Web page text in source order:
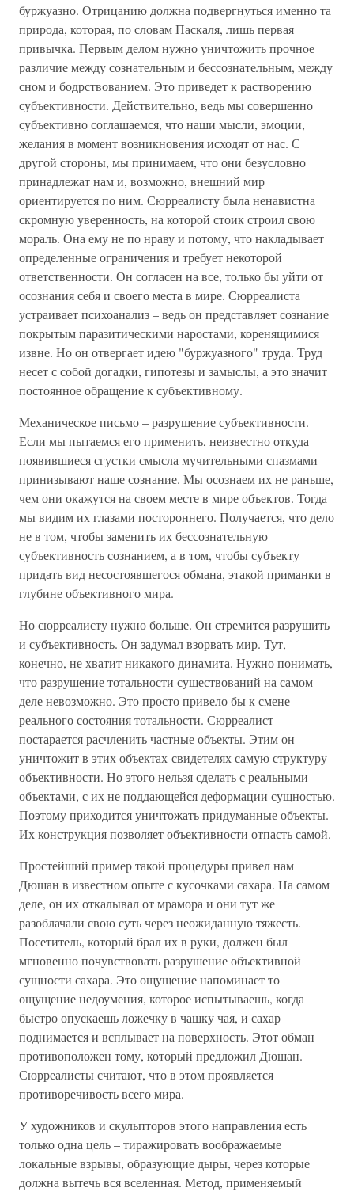
буржуазно. Отрицанию должна подвергнуться именно та
природа, которая, по словам Паскаля, лишь первая
привычка. Первым делом нужно уничтожить прочное
различие между сознательным и бессознательным, между
сном и бодрствованием. Это приведет к растворению
субъективности. Действительно, ведь мы совершенно
субъективно соглашаемся, что наши мысли, эмоции,
желания в момент возникновения исходят от нас. С
другой стороны, мы принимаем, что они безусловно
принадлежат нам и, возможно, внешний мир
ориентируется по ним. Сюрреалисту была ненавистна
скромную уверенность, на которой стоик строил свою
мораль. Она ему не по нраву и потому, что накладывает
определенные ограничения и требует некоторой
ответственности. Он согласен на все, только бы уйти от
осознания себя и своего места в мире. Сюрреалиста
устраивает психоанализ – ведь он представляет сознание
покрытым паразитическими наростами, коренящимися
извне. Но он отвергает идею "буржуазного" труда. Труд
несет с собой догадки, гипотезы и замыслы, а это значит
постоянное обращение к субъективному.
Механическое письмо – разрушение субъективности.
Если мы пытаемся его применить, неизвестно откуда
появившиеся сгустки смысла мучительными спазмами
принизывают наше сознание. Мы осознаем их не раньше,
чем они окажутся на своем месте в мире объектов. Тогда
мы видим их глазами постороннего. Получается, что дело
не в том, чтобы заменить их бессознательную
субъективность сознанием, а в том, чтобы субъекту
придать вид несостоявшегося обмана, этакой приманки в
глубине объективного мира.
Но сюрреалисту нужно больше. Он стремится разрушить
и субъективность. Он задумал взорвать мир. Тут,
конечно, не хватит никакого динамита. Нужно понимать,
что разрушение тотальности существований на самом
деле невозможно. Это просто привело бы к смене
реального состояния тотальности. Сюрреалист
постарается расчленить частные объекты. Этим он
уничтожит в этих объектах-свидетелях самую структуру
объективности. Но этого нельзя сделать с реальными
объектами, с их не поддающейся деформации сущностью.
Поэтому приходится уничтожать придуманные объекты.
Их конструкция позволяет объективности отпасть самой.
Простейший пример такой процедуры привел нам
Дюшан в известном опыте с кусочками сахара. На самом
деле, он их откалывал от мрамора и они тут же
разоблачали свою суть через неожиданную тяжесть.
Посетитель, который брал их в руки, должен был
мгновенно почувствовать разрушение объективной
сущности сахара. Это ощущение напоминает то
ощущение недоумения, которое испытываешь, когда
быстро опускаешь ложечку в чашку чая, и сахар
поднимается и всплывает на поверхность. Этот обман
противоположен тому, который предложил Дюшан.
Сюрреалисты считают, что в этом проявляется
противоречивость всего мира.
У художников и скульпторов этого направления есть
только одна цель – тиражировать воображаемые
локальные взрывы, образующие дыры, через которые
должна вытечь вся вселенная. Метод, применяемый